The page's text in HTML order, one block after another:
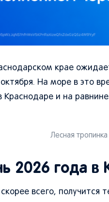
крае
На море в это
и на
Лесная
2026 года в
всего,